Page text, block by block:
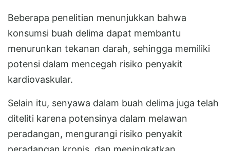
Beberapa penelitian menunjukkan bahwa
konsumsi buah delima dapat membantu
menurunkan tekanan darah, sehingga memiliki
potensi dalam mencegah risiko penyakit
kardiovaskular.
Selain itu, senyawa dalam buah delima juga telah
diteliti karena potensinya dalam melawan
peradangan, mengurangi risiko penyakit